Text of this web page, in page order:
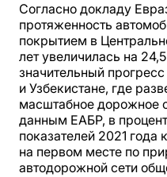
Согласно докладу
протяженность
покрытием в
лет увеличилась на
значительный
и Узбекистане, где
масштабное дорожное
данным ЕАБР, в
показателей 2021 года
на первом месте по
автодорожной сети